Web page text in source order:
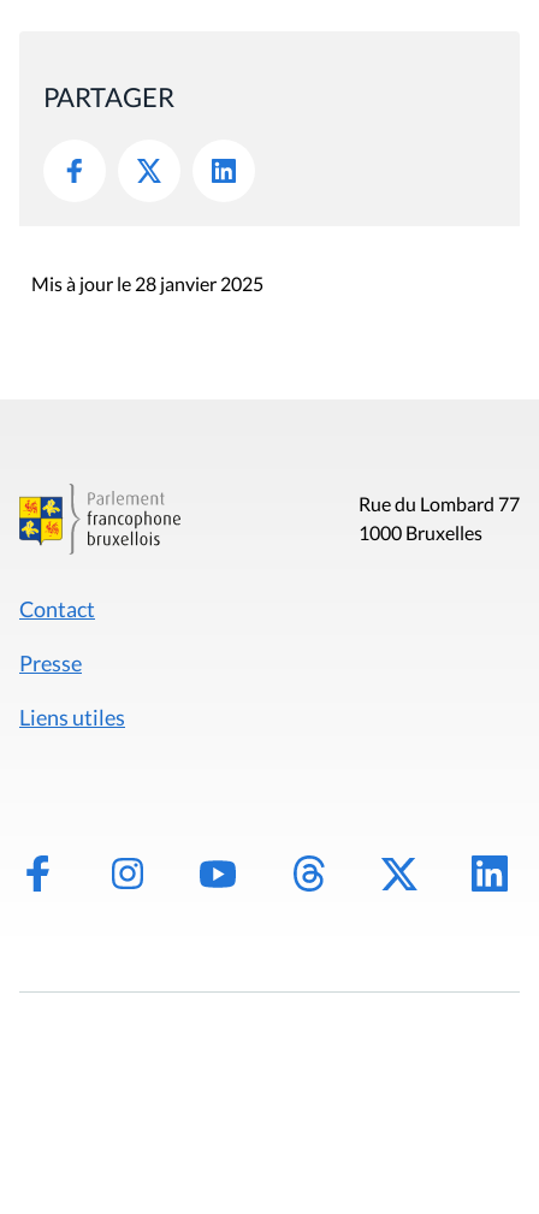
PARTAGER
Mis à jour le 28 janvier 2025
Rue du Lombard 77
1000 Bruxelles
Contact
Presse
Liens utiles